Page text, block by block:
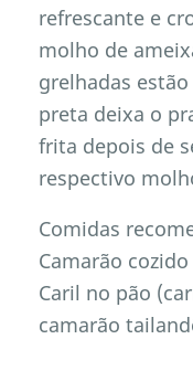
refrescante e
molho de
grelhadas
preta deixa o
frita depois de
respectivo
Comidas
Camarão
Caril no pão
camarão